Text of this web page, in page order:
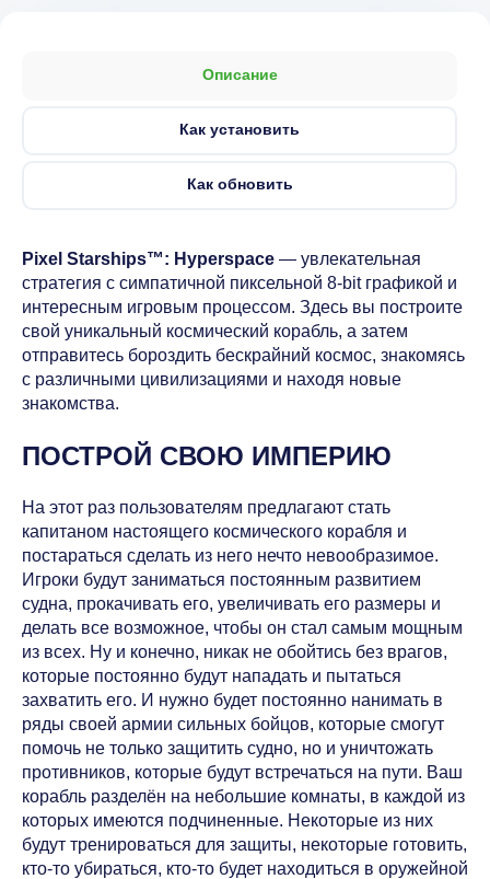
Описание
Как установить
Как обновить
Pixel Starships™: Hyperspace — увлекательная
стратегия с симпатичной пиксельной 8-bit графикой и
интересным игровым процессом. Здесь вы построите
свой уникальный космический корабль, а затем
отправитесь бороздить бескрайний космос, знакомясь
с различными цивилизациями и находя новые
знакомства.
ПОСТРОЙ СВОЮ ИМПЕРИЮ
На этот раз пользователям предлагают стать
капитаном настоящего космического корабля и
постараться сделать из него нечто невообразимое.
Игроки будут заниматься постоянным развитием
судна, прокачивать его, увеличивать его размеры и
делать все возможное, чтобы он стал самым мощным
из всех. Ну и конечно, никак не обойтись без врагов,
которые постоянно будут нападать и пытаться
захватить его. И нужно будет постоянно нанимать в
ряды своей армии сильных бойцов, которые смогут
помочь не только защитить судно, но и уничтожать
противников, которые будут встречаться на пути. Ваш
корабль разделён на небольшие комнаты, в каждой из
которых имеются подчиненные. Некоторые из них
будут тренироваться для защиты, некоторые готовить,
кто-то убираться, кто-то будет находиться в оружейной